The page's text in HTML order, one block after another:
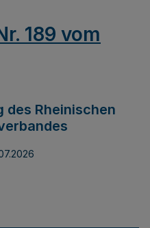
189 vom
des Rheinischen